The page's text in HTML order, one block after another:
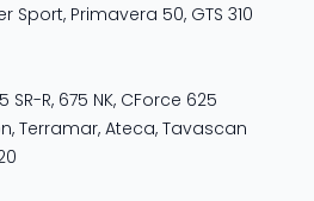
Sport, Primavera 50, GTS 310
SR-R, 675 NK, CForce 625
, Terramar, Ateca, Tavascan